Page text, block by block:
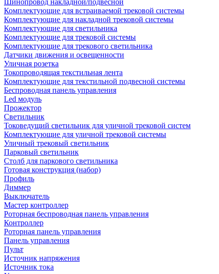
Шинопровод накладной/подвесной
Комплектующие для встраиваемой трековой системы
Комплектующие для накладной трековой системы
Комплектующие для светильника
Комплектующие для трековой системы
Комплектующие для трекового светильника
Датчики движения и освещенности
Уличная розетка
Токопроводящая текстильная лента
Комплектующие для текстильной подвесной системы
Беспроводная панель управления
Led модуль
Прожектор
Светильник
Токоведущий светильник для уличной трековой систем
Комплектующие для уличной трековой системы
Уличный трековый светильник
Парковый светильник
Столб для паркового светильника
Готовая конструкция (набор)
Профиль
Диммер
Выключатель
Мастер контроллер
Роторная беспроводная панель управления
Контроллер
Роторная панель управления
Панель управления
Пульт
Источник напряжения
Источник тока